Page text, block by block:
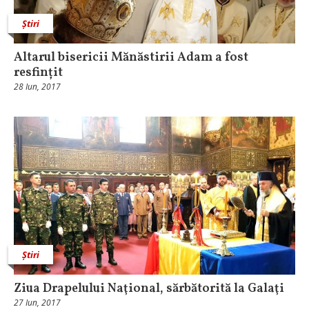
Știri
Altarul bisericii Mănăstirii Adam a fost
resfințit
28 Iun, 2017
Știri
Ziua Drapelului Naţional, sărbătorită la Galaţi
27 Iun, 2017